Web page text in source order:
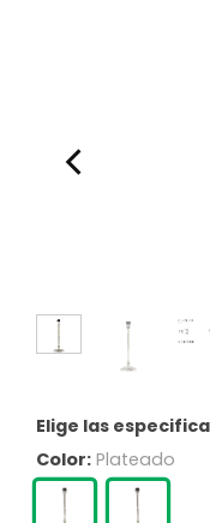
Elige las
Color: Plateado